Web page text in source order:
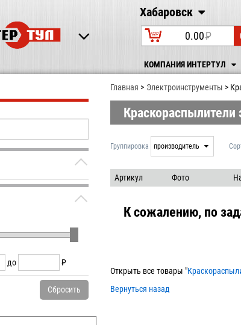
Хабаровск
Хабаровск0.00P
КОМПАНИЯ ИНТЕРТУЛ
Главная Электрoинcтрумeнты
Краскораспылители
Группировка производитель
производитель
Артикул Фото
К сожалению, по
Открыть все товары "
Вернуться назад
до
P
УБ.
Сбросить